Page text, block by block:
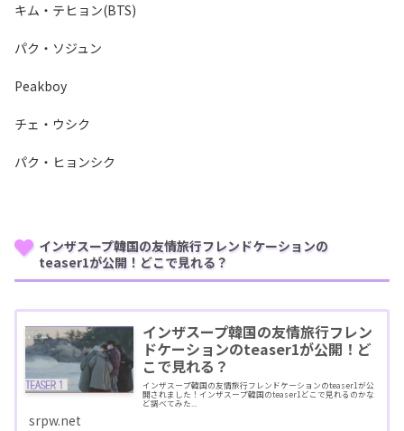
キム・テヒョン(BTS)
パク・ソジュン
Peakboy
チェ・ウシク
パク・ヒョンシク
インザスープ韓国の友情旅行フレンドケーションの
teaser1が公開！どこで見れる？
インザスープ韓国の友情旅行フレン
ドケーションのteaser1が公開！ど
こで見れる？
インザスープ韓国の友情旅行フレンドケーションのteaser1が公
開されました！インザスープ韓国のteaser1どこで見れるのかな
ど調べてみた...
srpw.net